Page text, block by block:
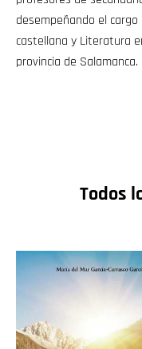
desempeñando el
castellana y Literatura
provincia de Salamanca.
Todos